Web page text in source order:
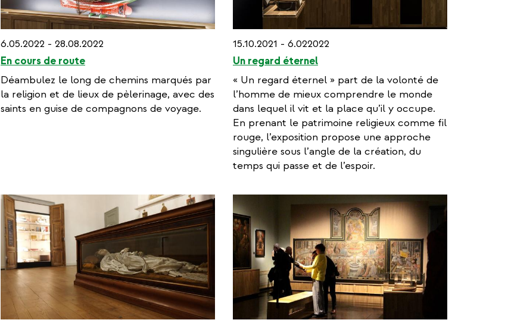
6.05.2022 - 28.08.2022
En cours de route
Déambulez le long de chemins marqués par
la religion et de lieux de pèlerinage, avec des
saints en guise de compagnons de voyage.
15.10.2021 - 6.022022
Un regard éternel
« Un regard éternel » part de la volonté de
l’homme de mieux comprendre le monde
dans lequel il vit et la place qu’il y occupe.
En prenant le patrimoine religieux comme fil
rouge, l’exposition propose une approche
singulière sous l’angle de la création, du
temps qui passe et de l’espoir.